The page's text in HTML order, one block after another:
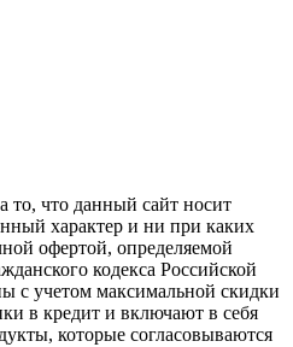
что данный сайт носит
характер и ни при каких
офертой, определяемой
кодекса Российской
с учетом максимальной скидки
в кредит и включают в себя
которые согласовываются